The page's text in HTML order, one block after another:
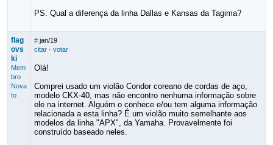
PS: Qual a diferença da linha Dallas e Kansas da Tagima?
flag
ovs
ki
Mem
bro
Nova
to
# jan/19
citar· votar
Olá!
Comprei usado um violão Condor coreano de cordas de aço,
modelo CKX-40, mas não encontro nenhuma informação sobre
ele na internet. Alguém o conhece e/ou tem alguma informação
relacionada a esta linha? É um violão muito semelhante aos
modelos da linha "APX", da Yamaha. Provavelmente foi
construído baseado neles.